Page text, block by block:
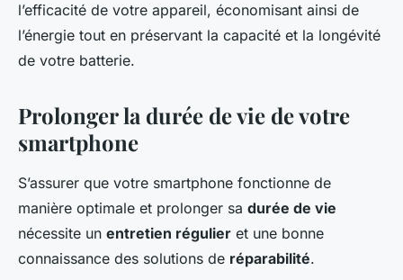
l’efficacité de votre appareil, économisant ainsi de
l’énergie tout en préservant la capacité et la longévité
de votre batterie.
Prolonger la durée de vie de votre
smartphone
S’assurer que votre smartphone fonctionne de
manière optimale et prolonger sa durée de vie
nécessite un entretien régulier et une bonne
connaissance des solutions de réparabilité.